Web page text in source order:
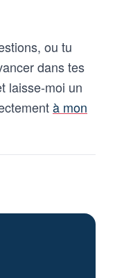
ou tu
dans tes
laisse-moi un
à mon